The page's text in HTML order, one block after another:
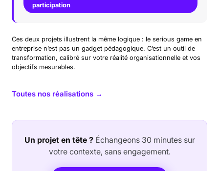
participation
Ces deux projets illustrent la même logique : le serious game en
entreprise n’est pas un gadget pédagogique. C’est un outil de
transformation, calibré sur votre réalité organisationnelle et vos
objectifs mesurables.
Toutes nos réalisations →
Un projet en tête ?Échangeons 30 minutes sur
votre contexte, sans engagement.